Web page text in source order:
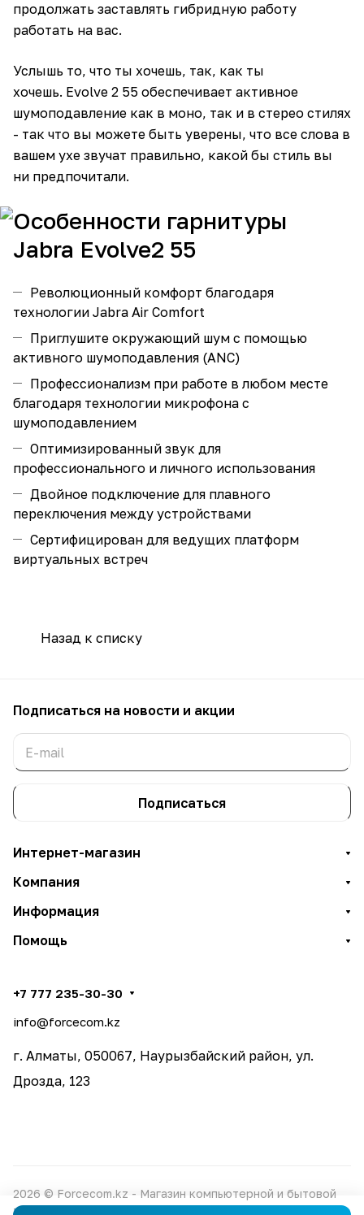
продолжать заставлять гибридную работу
работать на вас.
Услышь то, что ты хочешь, так, как ты
хочешь. Evolve 2 55 обеспечивает активное
шумоподавление как в моно, так и в стерео стилях
- так что вы можете быть уверены, что все слова в
вашем ухе звучат правильно, какой бы стиль вы
ни предпочитали.
Особенности гарнитуры
Jabra Evolve2 55
Революционный комфорт благодаря
технологии Jabra Air Comfort
Приглушите окружающий шум с помощью
активного шумоподавления (ANC)
Профессионализм при работе в любом месте
благодаря технологии микрофона с
шумоподавлением
Оптимизированный звук для
профессионального и личного использования
Двойное подключение для плавного
переключения между устройствами
Сертифицирован для ведущих платформ
виртуальных встреч
Назад к списку
Подписаться на новости и акции
Подписаться
Интернет-магазин
Компания
Информация
Помощь
+7 777 235-30-30
info@forcecom.kz
г. Алматы, 050067, Наурызбайский район, ул.
Дрозда, 123
2026 © Forcecom.kz - Магазин компьютерной и бытовой
техники